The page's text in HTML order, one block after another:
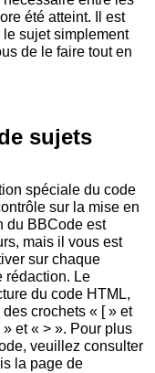
été atteint. Il est
sujet simplement
de le faire tout en
sujets
spéciale du code
sur la mise en
du BBCode est
mais il vous est
sur chaque
rédaction. Le
du code HTML,
crochets « [ » et
et « > ». Pour plus
veuillez consulter
la page de